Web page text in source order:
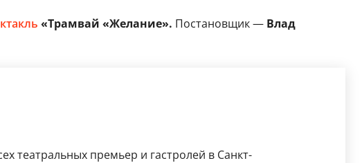
«Трамвай «Желание». Постановщик — Влад
театральных премьер и гастролей в Санкт-